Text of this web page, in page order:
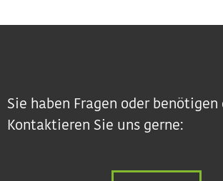
Sie haben Fragen oder benötigen
Kontaktieren Sie uns gerne: